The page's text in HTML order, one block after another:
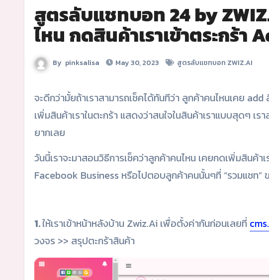
สูตรลับแชทบอท 24 by
ไหน กดสินค้าเราเข้าตระกร้า
By pinksalisa May 30, 2023 สูตรลับแชทบอท ZWIZ.AI
จะดีกว่ามั้ยถ้าเราสามารถเช็คได้ทันทีว่า ลูกค้าคนไหนเคย add สินค้าของเราลงตระกร้าแล้วบ้าง !!! เพราะถ้าลูกค้ากด
เพิ่มสินค้าเราในตะกร้า แสดงว่าสนใจในสินค้าเราแบบสุดๆ เ
ยากเลย
วันนี้เราจะมาสอนวิธีการเช็คว่าลูกค้าคนไหน เคยกดเพิ่มสินค้า
Facebook Business หรือไปตอบลูกค้าคนนั้นๆที่ “รวมแชท”
1.ให้เราเข้าหน้าหลังบ้าน Zwiz.Ai เพื่อตั้งค่ากันก่อนเลยที่
วงจร >> สรุปตะกร้าสินค้า